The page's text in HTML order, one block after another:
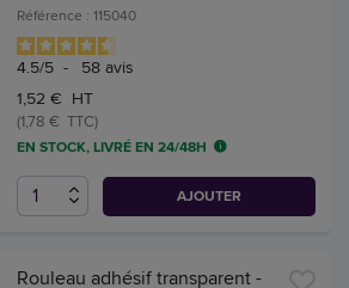
Référence : 115040
4.5/5 - 58 avis
1,52 € HT
(1,78 € TTC)
EN STOCK, LIVRÉ EN 24/48H
AJOUTER
Rouleau adhésif transparent -